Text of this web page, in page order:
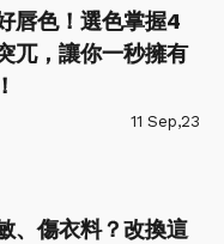
唇色！選色掌握4
兀，讓你一秒擁有
11 Sep,23
、傷衣料？改換這